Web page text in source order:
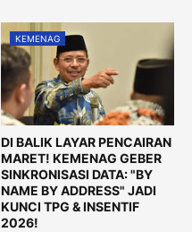
KEMENAG
DI BALIK LAYAR PENCAIRAN
MARET! KEMENAG GEBER
SINKRONISASI DATA: "BY
NAME BY ADDRESS" JADI
KUNCI TPG & INSENTIF
2026!